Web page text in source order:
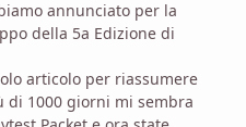
annunciato per la
della 5a Edizione di
articolo per riassumere
di 1000 giorni mi sembra